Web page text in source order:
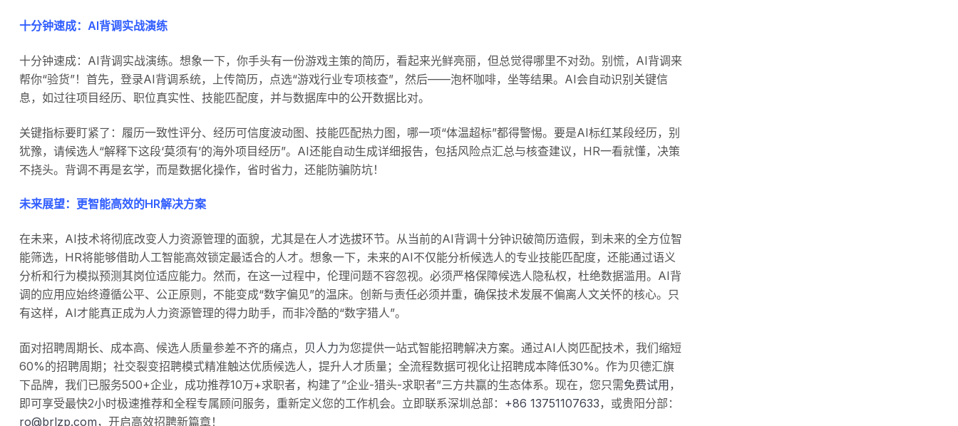
十分钟速成：AI背调实战演练
十分钟速成：AI背调实战演练。想象一下，你手头有一份游戏主策的简历，看起来光鲜亮丽，但总觉得哪里不对劲。别慌，AI背调来
帮你“验货”！首先，登录AI背调系统，上传简历，点选“游戏行业专项核查”，然后——泡杯咖啡，坐等结果。AI会自动识别关键信
息，如过往项目经历、职位真实性、技能匹配度，并与数据库中的公开数据比对。
关键指标要盯紧了：履历一致性评分、经历可信度波动图、技能匹配热力图，哪一项“体温超标”都得警惕。要是AI标红某段经历，别
犹豫，请候选人“解释下这段‘莫须有’的海外项目经历”。AI还能自动生成详细报告，包括风险点汇总与核查建议，HR一看就懂，决策
不挠头。背调不再是玄学，而是数据化操作，省时省力，还能防骗防坑！
未来展望：更智能高效的HR解决方案
在未来，AI技术将彻底改变人力资源管理的面貌，尤其是在人才选拔环节。从当前的AI背调十分钟识破简历造假，到未来的全方位智
能筛选，HR将能够借助人工智能高效锁定最适合的人才。想象一下，未来的AI不仅能分析候选人的专业技能匹配度，还能通过语义
分析和行为模拟预测其岗位适应能力。然而，在这一过程中，伦理问题不容忽视。必须严格保障候选人隐私权，杜绝数据滥用。AI背
调的应用应始终遵循公平、公正原则，不能变成“数字偏见”的温床。创新与责任必须并重，确保技术发展不偏离人文关怀的核心。只
有这样，AI才能真正成为人力资源管理的得力助手，而非冷酷的“数字猎人”。
面对招聘周期长、成本高、候选人质量参差不齐的痛点， 贝人力为您提供一站式智能招聘解决方案。通过AI人岗匹配技术，我们缩短
60%的招聘周期；社交裂变招聘模式精准触达优质候选人，提升人才质量；全流程数据可视化让招聘成本降低30%。作为贝德汇旗
下品牌，我们已服务500+企业，成功推荐10万+求职者，构建了”企业-猎头-求职者”三方共赢的生态体系。现在，您只需免费试用，
即可享受最快2小时极速推荐和全程专属顾问服务，重新定义您的工作机会。立即联系深圳总部： +86 13751107633，或贵阳分部：
ro@brlzp.com，开启高效招聘新篇章！